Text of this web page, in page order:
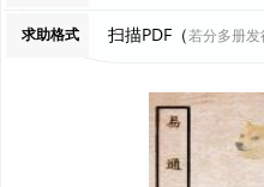
求助格式 扫描PDF（若分多册